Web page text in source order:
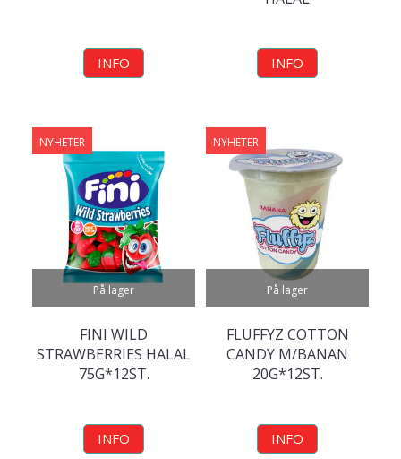
INFO INFO
På lager
NYHETER
FINI WILD
STRAWBERRIES HALAL
75G*12ST.
INFO
På lager
NYHETER
FLUFFYZ COTTON
CANDY M/BANAN
20G*12ST.
INFO